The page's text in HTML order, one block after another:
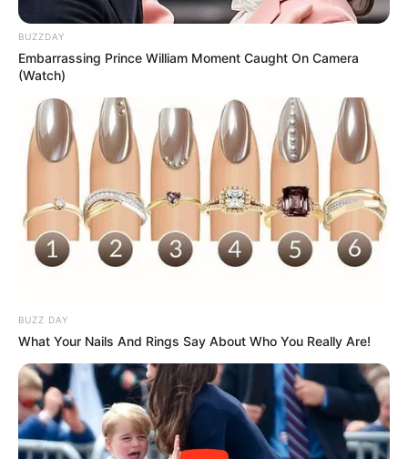
Manjericão: é uma planta que cresce pouco,
mas precisa de regas constantes e solo
drenado, úmido e rico em nutrientes. Gosta
de sol e de calor, por isso, deve ficar entre 4 a
6 horas diárias exposta ao sol.
Alecrim: gosta de muita exposição à luz solar
e precisa de solos mais arenosos e bem
drenados. É uma planta que vive por muitos
Pimenta (malagueta, do reino, biquinho,
um vaso separado.
Salsa: prefere luz difusa a uma exposição
direta ao sol. O solo ideal deve ser fértil,
BUZZDAY
Embarrassing Prince William Moment Caught On Camera
(Watch)
BUZZ DAY
What Your Nails And Rings Say About Who You Really Are!